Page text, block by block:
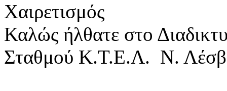
Χαιρετισμός
Καλώς ήλθατε στο
Σταθμού Κ.Τ.Ε.Λ. Ν.